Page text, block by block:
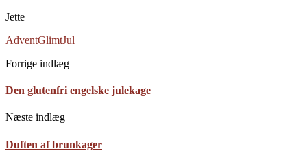
Jette
AdventGlimtJul
Forrige indlæg
Den glutenfri engelske julekage
Næste indlæg
Duften af brunkager